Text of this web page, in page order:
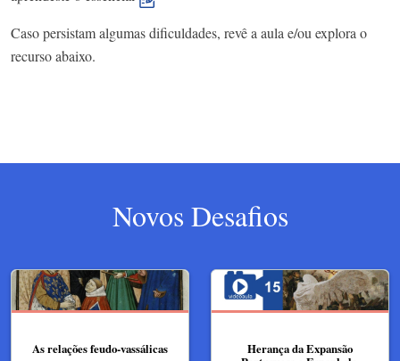
Caso persistam algumas dificuldades, revê a aula e/ou explora o
recurso abaixo.
Novos Desafios
As relações feudo-vassálicas
Herança da Expansão